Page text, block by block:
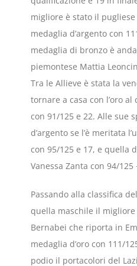
migliore è stato il
medaglia d’argento con
medaglia di bronzo è
piemontese Mattia
Tra le Allieve è stata la
tornare a casa con l’oro
con 91/125 e 22. Alle sue
d’argento se l’è meritata
con 95/125 e 17, e quella
Vanessa Zanta con 94/125
Passando alla classifica
quella maschile il migliore
Bernabei che riporta in
medaglia d’oro con 111/
podio il portacolori del